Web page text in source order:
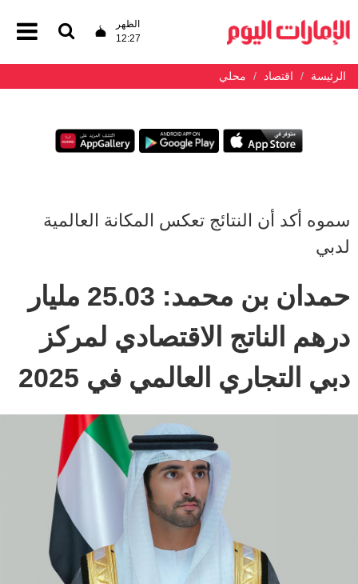
الظهر
12:27
الرئيسة اقتصاد محلي
سموه أكد أن النتائج تعكس المكانة العالمية
لدبي
حمدان بن محمد: 25.03 مليار
درهم الناتج الاقتصادي لمركز
دبي التجاري العالمي في 2025